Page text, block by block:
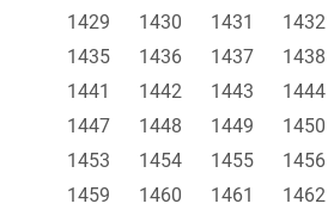
1429
1430 1431 1432
1435
1436 1437 1438
1441
1442 1443 1444
1447
1448 1449 1450
1453
1454 1455 1456
1459
1460 1461 1462